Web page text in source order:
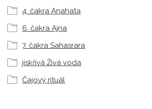
4. čakra Anahata
6. čakra Ajna
7. čakra Sahasrara
jiskřivá Živá voda
Čajový rituál